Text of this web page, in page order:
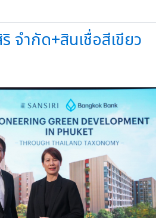
จำกัด+สินเชื่อสีเขียว